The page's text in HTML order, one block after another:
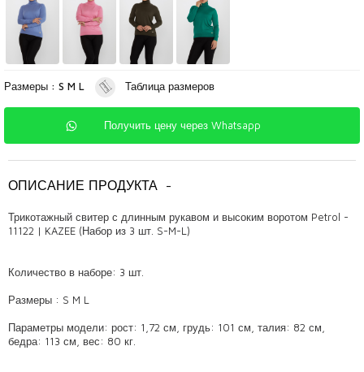
Размеры : S M L Таблица размеров
Получить цену через Whatsapp
ОПИСАНИЕ ПРОДУКТА -
Трикотажный свитер с длинным рукавом и высоким воротом Petrol -
11122 | KAZEE (Набор из 3 шт. S-M-L)
Количество в наборе: 3 шт.
Размеры : S M L
Параметры модели: рост: 1,72 см, грудь: 101 см, талия: 82 см,
бедра: 113 см, вес: 80 кг.